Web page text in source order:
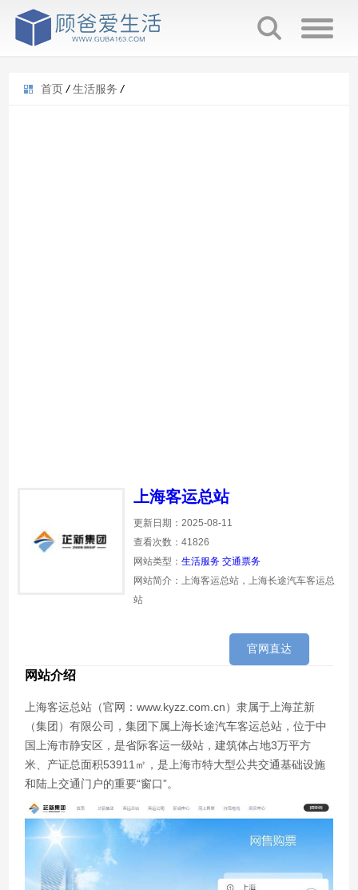
首页 / 生活服务 /
上海客运总站
更新日期：2025-08-11
查看次数：41826
网站类型：生活服务 交通票务
网站简介：上海客运总站，上海长途汽车客运总
站
官网直达
网站介绍
上海客运总站（官网：www.kyzz.com.cn）隶属于上海芷新
（集团）有限公司，集团下属上海长途汽车客运总站，位于中
国上海市静安区，是省际客运一级站，建筑体占地3万平方
米、产证总面积53911㎡，是上海市特大型公共交通基础设施
和陆上交通门户的重要“窗口”。